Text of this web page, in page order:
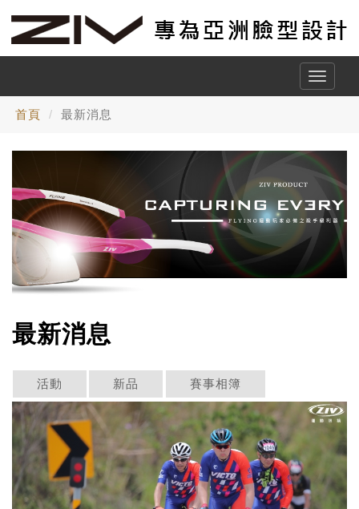
Toggle
首頁 最新消息
最新消息
活動 新品 賽事相簿